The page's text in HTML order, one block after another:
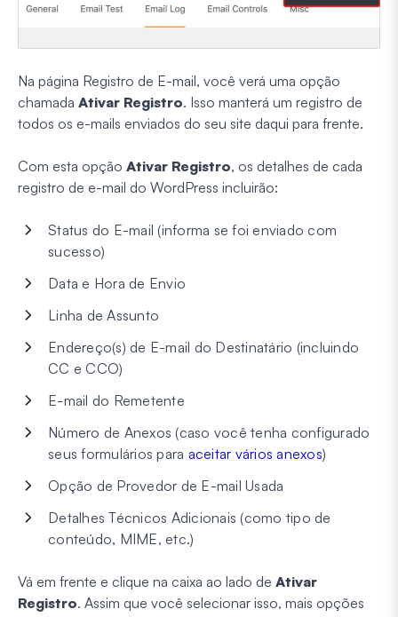
Na página Registro de E-mail, você verá uma opção
chamada Ativar Registro. Isso manterá um registro de
todos os e-mails enviados do seu site daqui para frente.
Com esta opção Ativar Registro, os detalhes de cada
registro de e-mail do WordPress incluirão:
Status do E-mail (informa se foi enviado com
sucesso)
Data e Hora de Envio
Linha de Assunto
Endereço(s) de E-mail do Destinatário (incluindo
CC e CCO)
E-mail do Remetente
Número de Anexos (caso você tenha configurado
seus formulários para aceitar vários anexos)
Opção de Provedor de E-mail Usada
Detalhes Técnicos Adicionais (como tipo de
conteúdo, MIME, etc.)
Vá em frente e clique na caixa ao lado de Ativar
Registro. Assim que você selecionar isso, mais opções